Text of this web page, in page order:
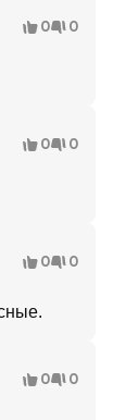
0 0
0 0
0 0
0 0